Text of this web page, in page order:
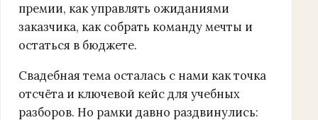
премии, как управлять ожиданиями
заказчика, как собрать команду мечты и
остаться в бюджете.
Свадебная тема осталась с нами как точка
отсчёта и ключевой кейс для учебных
разборов. Но рамки давно раздвинулись: